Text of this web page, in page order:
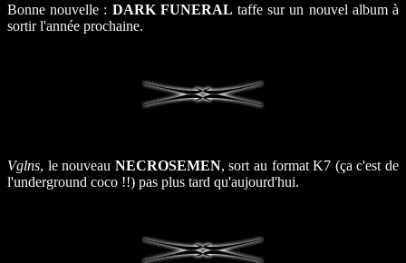
Bonne nouvelle : DARK FUNERAL taffe sur un nouvel album à
sortir l'année prochaine.
Vglns, le nouveau NECROSEMEN, sort au format K7 (ça c'est de
l'underground coco !!) pas plus tard qu'aujourd'hui.